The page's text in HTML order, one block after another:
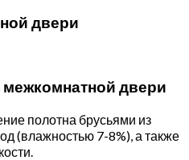
двери
межкомнатной двери
полотна брусьями из
(влажностью 7-8%), а также